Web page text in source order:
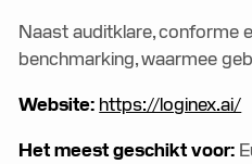
Naast auditklare, conforme
benchmarking, waarmee
Website: https://loginex.ai/
Het meest geschikt voor: